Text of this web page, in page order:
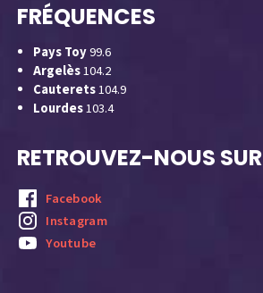
FRÉQUENCES
Pays Toy99.6
Argelès104.2
Cauterets104.9
Lourdes103.4
RETROUVEZ-NOUS SUR
Facebook
Instagram
Youtube